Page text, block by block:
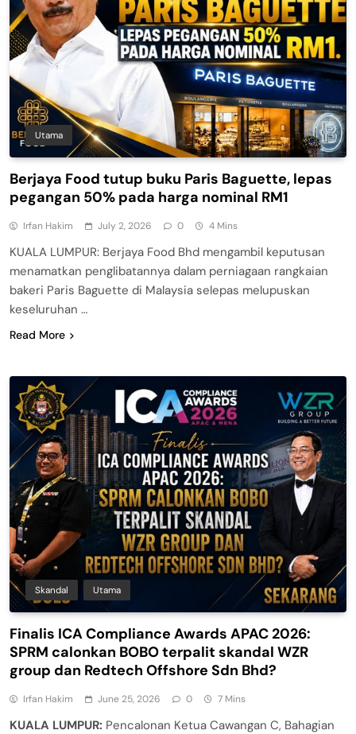
Utama
Berjaya Food tutup buku Paris Baguette, lepas
pegangan 50% pada harga nominal RM1
Irfan Hakim July 2, 2026 0 4 Mins
KUALA LUMPUR: Berjaya Food Bhd mengambil keputusan
menamatkan penglibatannya dalam perniagaan rangkaian
bakeri Paris Baguette di Malaysia selepas melupuskan
keseluruhan …
Read More
Skandal Utama
Finalis ICA Compliance Awards APAC 2026:
SPRM calonkan BOBO terpalit skandal WZR
group dan Redtech Offshore Sdn Bhd?
Irfan Hakim June 25, 2026 0 7 Mins
KUALA LUMPUR: Pencalonan Ketua Cawangan C, Bahagian